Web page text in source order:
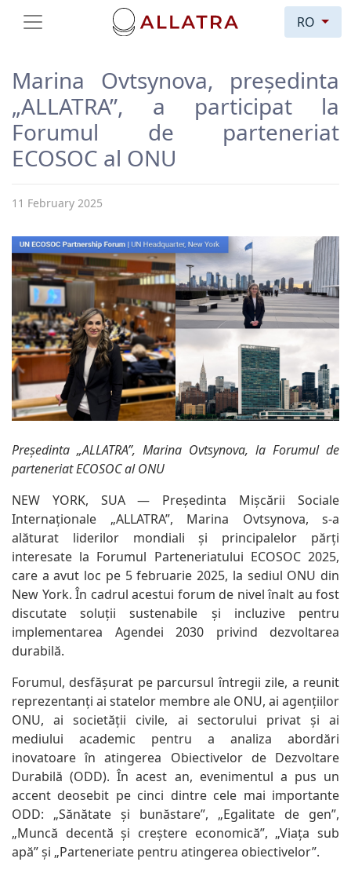
RO
Marina Ovtsynova, președinta
„ALLATRA”, a participat la
Forumul de parteneriat
ECOSOC al ONU
11 February 2025
Președinta „ALLATRA”, Marina Ovtsynova, la Forumul de
parteneriat ECOSOC al ONU
NEW YORK, SUA — Președinta Mișcării Sociale
Internaționale „ALLATRA”, Marina Ovtsynova, s-a
alăturat liderilor mondiali și principalelor părți
interesate la Forumul Parteneriatului ECOSOC 2025,
care a avut loc pe 5 februarie 2025, la sediul ONU din
New York. În cadrul acestui forum de nivel înalt au fost
discutate soluții sustenabile și incluzive pentru
implementarea Agendei 2030 privind dezvoltarea
durabilă.
Forumul, desfășurat pe parcursul întregii zile, a reunit
reprezentanți ai statelor membre ale ONU, ai agențiilor
ONU, ai societății civile, ai sectorului privat și ai
mediului academic pentru a analiza abordări
inovatoare în atingerea Obiectivelor de Dezvoltare
Durabilă (ODD). În acest an, evenimentul a pus un
accent deosebit pe cinci dintre cele mai importante
ODD: „Sănătate și bunăstare”, „Egalitate de gen”,
„Muncă decentă și creștere economică”, „Viața sub
apă” și „Parteneriate pentru atingerea obiectivelor”.